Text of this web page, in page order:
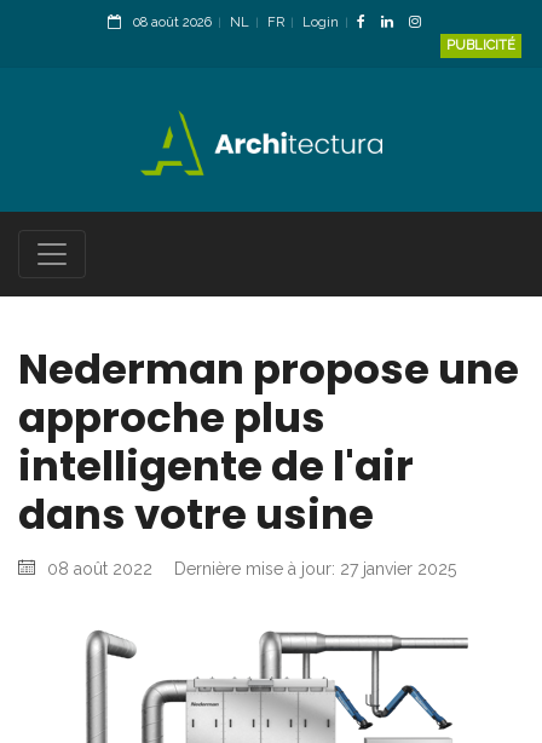
08 août 2026 NL FR
Login
PUBLICITÉ
Nederman propose une
approche plus
intelligente de l'air
dans votre usine
08 août 2022 Dernière mise à jour: 27 janvier 2025